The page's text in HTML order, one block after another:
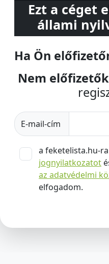
Ezt a céget
állami
Ha Ön
Nem
E-mail-cím
a feketelista.hu-
jognyilatkozatot
az adatvédelmi
elfogadom.